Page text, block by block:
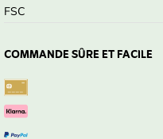
FSC
COMMANDE SÛRE ET FACILE